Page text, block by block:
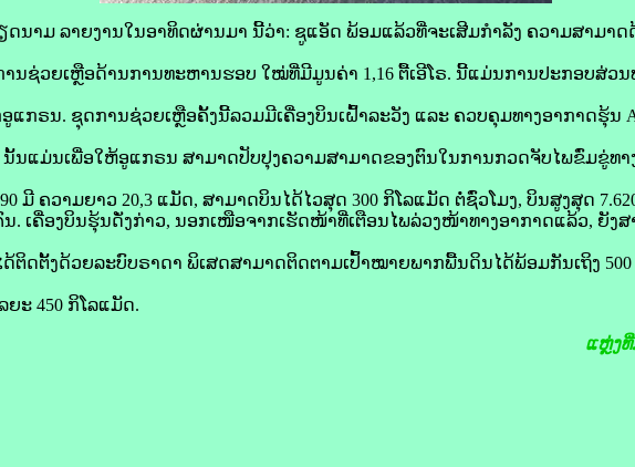
າມ ລາຍງານໃນອາທິດຜ່ານມາ ນີ້ວ່າ: ຊູແອັດ ພ້ອມແລ້ວທີ່ຈະເສີມກໍາລັງ ຄວາມສາມາດ
ນຊ່ວຍເຫຼືອດ້ານການທະຫານຮອບ ໃໝ່ທີ່ມີມູນຄ່າ 1,16 ຕື້ເອີໂຣ. ນີ້​ແມ່ນ​ການ​ປະ​ກອບ​ສ່ວ
ແກຣນ. ຊຸດ​ການ​ຊ່ວຍ​ເຫຼືອຄັ້ງ​ນີ້​ລວມມີ​ເຄື່ອງບິນ​ເຝົ້າ​ລະວັງ ແລະ ຄວບ​ຄຸມ​ທາງ​ອາກາດຮຸ້ນ
ນແມ່ນເພື່ອໃຫ້ອູແກຣນ ສາມາດປັບປຸງ​ຄວາມ​ສາມາດ​ຂອງ​ຕົນ​ໃນ​ການ​ກວດ​ຈັບ​ໄພ​ຂົ່ມຂູ່​ທາ
ມີ ຄວາມຍາວ 20,3 ແມັດ, ສາມາດບິນໄດ້ໄວສຸດ 300 ກິໂລແມັດ ຕໍ່ຊົ່ວໂມງ, ບິນສູງສຸດ
ນ. ເຄື່ອງບິນຮຸ້ນດັ່ງກ່າວ, ນອກ​ເໜືອ​ຈາກ​ເຮັດໜ້າ​ທີ່​ເຕືອນ​ໄພ​ລ່ວງ​ໜ້າ​ທາງ​ອາ​ກາດ​ແລ້ວ, ຍັງ​
ດ້​ຕິດ​ຕັ້ງ​ດ້ວຍ​ລະບົບຣາດາ ພິເສດ​ສາມາດ​ຕິດຕາມ​ເປົ້າ​ໝາຍ​ພາກ​ພື້ນ​ດິນໄດ້ພ້ອມກັນເຖິງ 500
ຍະ 450 ກິ​ໂລ​ແມັດ.
ແຫຼ່ງທີ່